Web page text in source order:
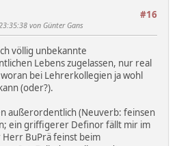
#16
von Günter Gans
völlig unbekannte
Lebens zugelassen, nur real
bei Lehrerkollegien ja wohl
(oder?).
außerordentlich (Neuverb: feinsen
ein griffigerer Definor fällt mir im
BuPrä feinst beim